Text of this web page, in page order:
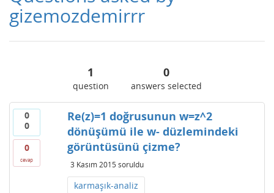
gizemozdemirrr
1
question
0
answers selected
0
0
0
cevap
Re(z)=1 doğrusunun w=z^2
dönüşümü ile w- düzlemindeki
görüntüsünü çizme?
3 Kasım 2015 soruldu
karmaşık-analiz